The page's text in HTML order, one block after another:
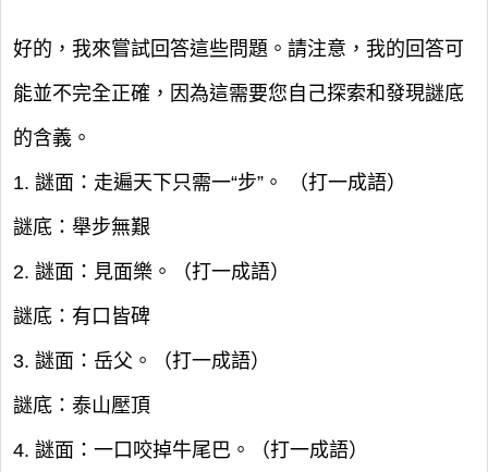
好的，我來嘗試回答這些問題。請注意，我的回答可
能並不完全正確，因為這需要您自己探索和發現謎底
的含義。
1. 謎面：走遍天下只需一“步”。 （打一成語）
謎底：舉步無艱
2. 謎面：見面樂。（打一成語）
謎底：有口皆碑
3. 謎面：岳父。（打一成語）
謎底：泰山壓頂
4. 謎面：一口咬掉牛尾巴。（打一成語）